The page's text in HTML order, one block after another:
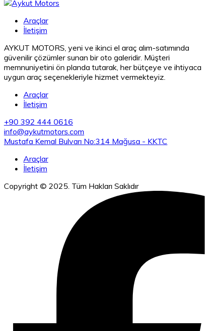
Araçlar
İletişim
AYKUT MOTORS, yeni ve ikinci el araç alım-satımında
güvenilir çözümler sunan bir oto galeridir. Müşteri
memnuniyetini ön planda tutarak, her bütçeye ve ihtiyaca
uygun araç seçenekleriyle hizmet vermekteyiz.
Araçlar
İletişim
+90 392 444 0616
info@aykutmotors.com
Mustafa Kemal Bulvarı No:314 Mağusa - KKTC
Araçlar
İletişim
Copyright © 2025. Tüm Hakları Saklıdır